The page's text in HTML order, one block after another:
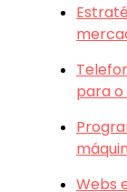
para
Webs